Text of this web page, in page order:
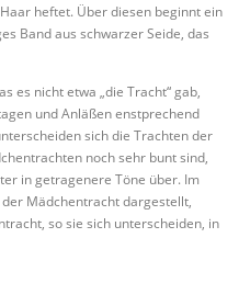
heftet. Über diesen beginnt ein
Band aus schwarzer Seide, das
es nicht etwa „die Tracht“ gab,
und Anläßen enstprechend
sich die Trachten der
noch sehr bunt sind,
in getragenere Töne über. Im
Mädchentracht dargestellt,
so sie sich unterscheiden, in